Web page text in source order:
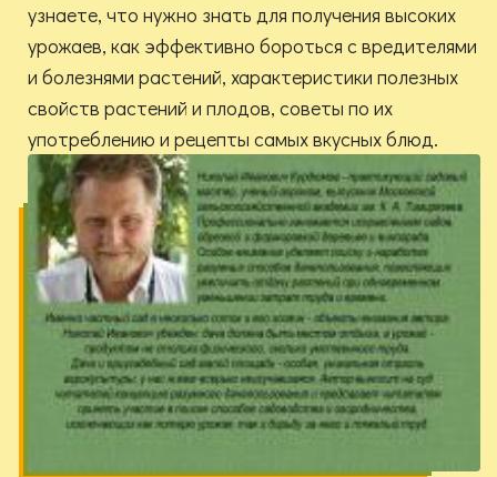
узнаете, что нужно знать для получения высоких
урожаев, как эффективно бороться с вредителями
и болезнями растений, характеристики полезных
свойств растений и плодов, советы по их
употреблению и рецепты самых вкусных блюд.